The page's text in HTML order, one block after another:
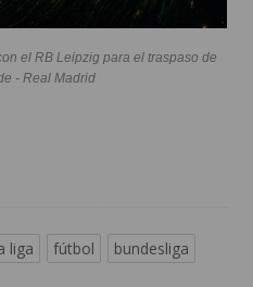
el RB Leipzig para el traspaso de
- Real Madrid
liga fútbol
bundesliga